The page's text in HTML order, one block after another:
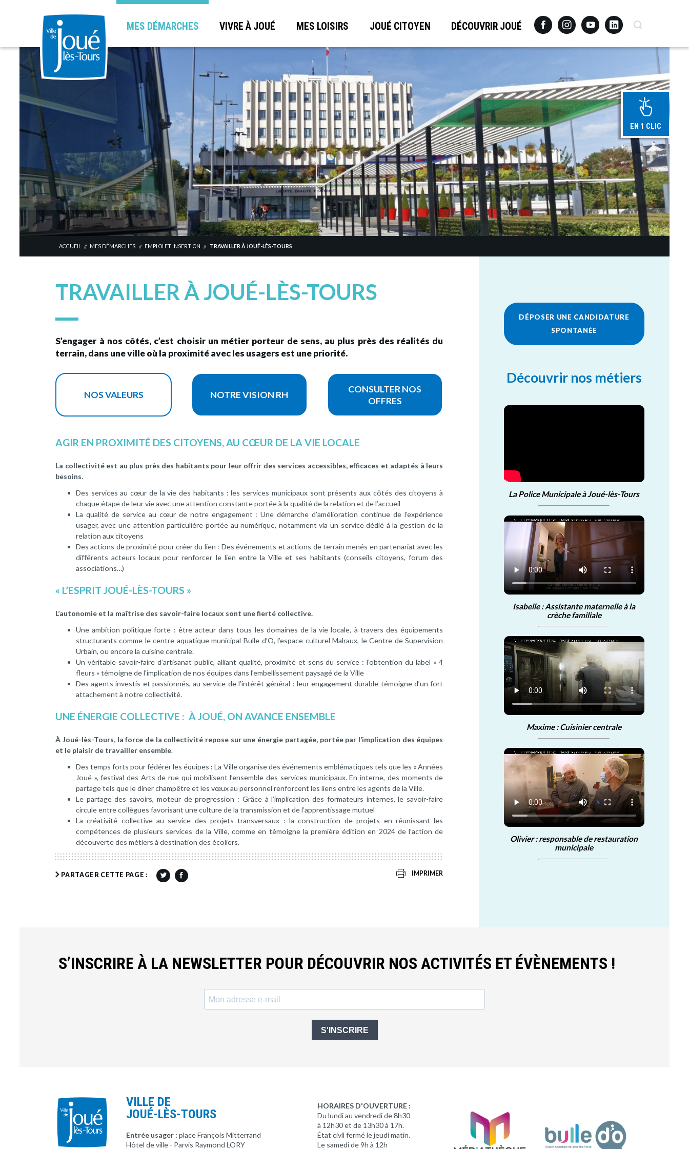
Aller
MES DÉMARCHES VIVRE À JOUÉ MES LOISIRS JOUÉ CITOYEN DÉCOUVRIR JOUÉ FacebookInstagramYoutubeLinkedinRecherche
EN 1 CLIC
ACCUEIL // MES DÉMARCHES // EMPLOI ET INSERTION // TRAVAILLER À JOUÉ-LÈS-TOURS
TRAVAILLER À JOUÉ-LÈS-TOURS
S’engager à nos côtés, c’est choisir un métier porteur de sens, au plus près des réalités du
terrain, dans une ville où la proximité avec les usagers est une priorité.
NOS VALEURS NOTRE VISION RH
CONSULTER NOS
OFFRES
AGIR EN PROXIMITÉ DES CITOYENS, AU CŒUR DE LA VIE LOCALE
La collectivité est au plus près des habitants pour leur offrir des services accessibles, efficaces et adaptés à leurs
besoins.
Des services au cœur de la vie des habitants : les services municipaux sont présents aux côtés des citoyens à
chaque étape de leur vie avec une attention constante portée à la qualité de la relation et de l’accueil
La qualité de service au cœur de notre engagement : Une démarche d’amélioration continue de l’expérience
usager, avec une attention particulière portée au numérique, notamment via un service dédié à la gestion de la
relation aux citoyens
Des actions de proximité pour créer du lien : Des événements et actions de terrain menés en partenariat avec les
différents acteurs locaux pour renforcer le lien entre la Ville et ses habitants (conseils citoyens, forum des
associations…)
« L’ESPRIT JOUÉ-LÈS-TOURS »
L’autonomie et la maîtrise des savoir-faire locaux sont une fierté collective.
Une ambition politique forte : être acteur dans tous les domaines de la vie locale, à travers des équipements
structurants comme le centre aquatique municipal Bulle d’O, l’espace culturel Malraux, le Centre de Supervision
Urbain, ou encore la cuisine centrale.
Un véritable savoir-faire d’artisanat public, alliant qualité, proximité et sens du service : l’obtention du label « 4
fleurs » témoigne de l’implication de nos équipes dans l’embellissement paysagé de la Ville
Des agents investis et passionnés, au service de l’intérêt général : leur engagement durable témoigne d’un fort
attachement à notre collectivité.
UNE ÉNERGIE COLLECTIVE : À JOUÉ, ON AVANCE ENSEMBLE
À Joué-lès-Tours, la force de la collectivité repose sur une énergie partagée, portée par l’implication des équipes
et le plaisir de travailler ensemble.
Des temps forts pour fédérer les équipes :La Ville organise des événements emblématiques tels que les « Années
Joué », festival des Arts de rue qui mobilisent l’ensemble des services municipaux. En interne, des moments de
partage tels que le diner champêtre et les vœux au personnel renforcent les liens entre les agents de la Ville.
Le partage des savoirs, moteur de progression : Grâce à l’implication des formateurs internes, le savoir-faire
circule entre collègues favorisant une culture de la transmission et de l’apprentissage mutuel
La créativité collective au service des projets transversaux : la construction de projets en réunissant les
compétences de plusieurs services de la Ville, comme en témoigne la première édition en 2024 de l’action de
découverte des métiers à destination des écoliers.
PARTAGER CETTE PAGE : IMPRIMER
DÉPOSER UNE CANDIDATURE
SPONTANÉE
Découvrir nos métiers
La Police Municipale à Joué-lès-Tours
Isabelle : Assistante maternelle à la
crèche familiale
Maxime : Cuisinier centrale
Olivier : responsable de restauration
municipale
S’INSCRIRE À LA NEWSLETTER POUR DÉCOUVRIR NOS ACTIVITÉS ET ÉVÈNEMENTS !
S'INSCRIRE
VILLE DE
JOUÉ-LÈS-TOURS
Entrée usager : place François Mitterrand
Hôtel de ville - Parvis Raymond LORY
HORAIRES D'OUVERTURE :
Du lundi au vendredi de 8h30
à 12h30 et de 13h30 à 17h.
État civil fermé le jeudi matin.
Le samedi de 9h à 12h